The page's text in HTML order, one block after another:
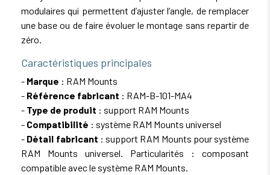
modulaires qui permettent d’ajuster l’angle, de remplacer
une base ou de faire évoluer le montage sans repartir de
zéro.
Caractéristiques principales
- Marque : RAM Mounts
- Référence fabricant : RAM-B-101-MA4
- Type de produit : support RAM Mounts
- Compatibilité : système RAM Mounts universel
- Détail fabricant : support RAM Mounts pour système
RAM Mounts universel. Particularités : composant
compatible avec le système RAM Mounts.